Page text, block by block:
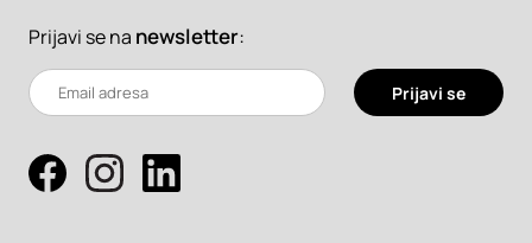
Prijavi se na newsletter:
Prijavi se